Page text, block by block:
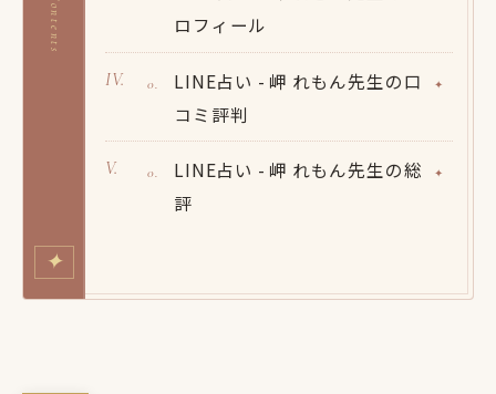
✦
ロフィール
LINE占い - 岬 れもん先生の口
コミ評判
LINE占い - 岬 れもん先生の総
評